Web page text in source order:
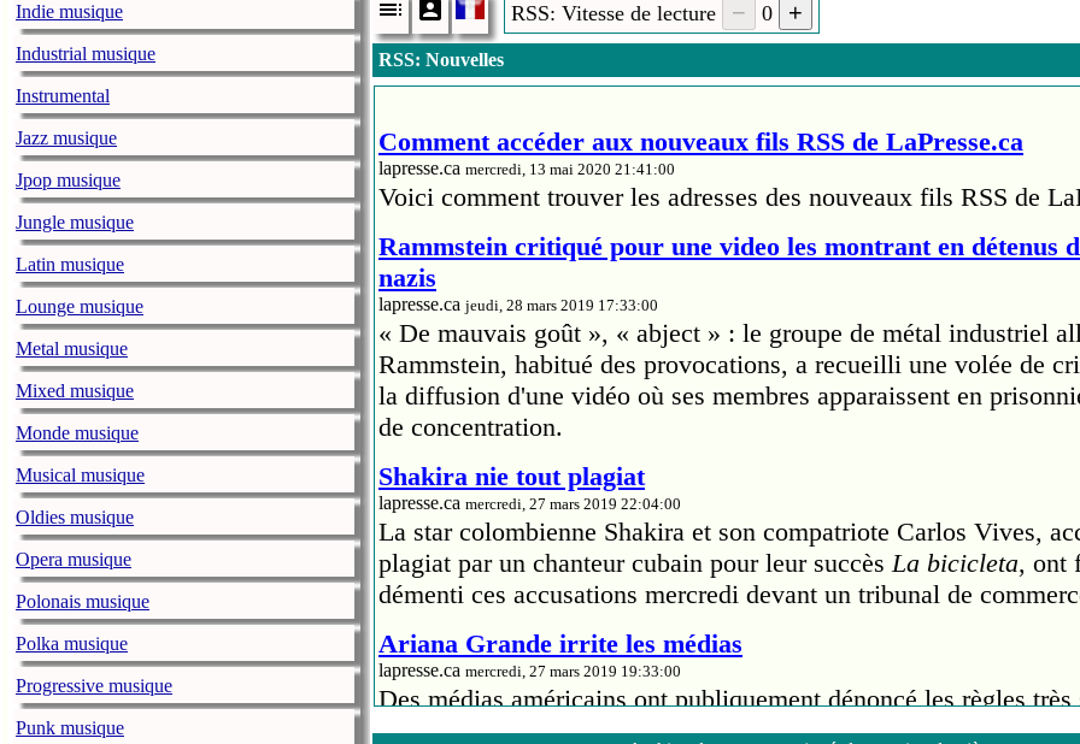
Indie musique
Industrial musique
Instrumental
Jazz musique
Jpop musique
Jungle musique
Latin musique
Lounge musique
Metal musique
Mixed musique
Monde musique
Musical musique
Oldies musique
Opera musique
Polonais musique
Polka musique
Progressive musique
Punk musique
RSS: Vitesse de lecture 0
RSS: Nouvelles
Comment accéder aux nouveaux fils RSS de LaPresse.ca
lapresse.ca mercredi, 13 mai 2020 21:41:00
Voici comment trouver les adresses des nouveaux fils RSS de
Rammstein critiqué pour une video les montrant en détenus
nazis
lapresse.ca jeudi, 28 mars 2019 17:33:00
« De mauvais goût », « abject » : le groupe de métal industriel
Rammstein, habitué des provocations, a recueilli une volée de
la diffusion d'une vidéo où ses membres apparaissent en
de concentration.
Shakira nie tout plagiat
lapresse.ca mercredi, 27 mars 2019 22:04:00
La star colombienne Shakira et son compatriote Carlos Vives,
plagiat par un chanteur cubain pour leur succèsLa bicicleta, ont
démenti ces accusations mercredi devant un tribunal de
Ariana Grande irrite les médias
lapresse.ca mercredi, 27 mars 2019 19:33:00
Des médias américains ont publiquement dénoncé les règles très
la chanteuse Ariana Grande leur impose pour la couverture de sa